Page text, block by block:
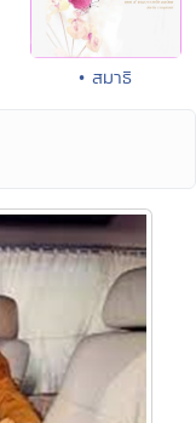
• สมาธิ